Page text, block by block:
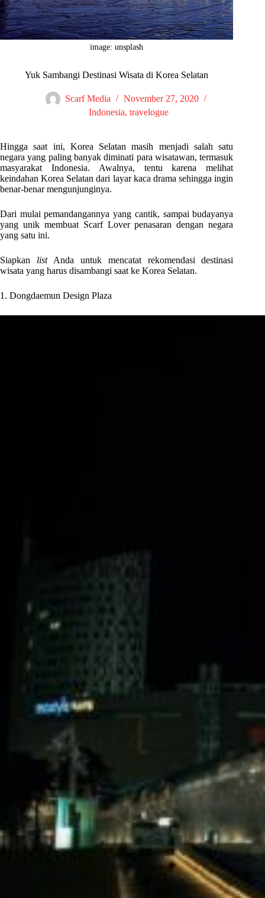
image: unsplash
Yuk Sambangi Destinasi Wisata di Korea Selatan
Scarf Media
November 27, 2020
Indonesia, travelogue
Hingga saat ini, Korea Selatan masih menjadi salah satu
negara yang paling banyak diminati para wisatawan, termasuk
masyarakat Indonesia. Awalnya, tentu karena melihat
keindahan Korea Selatan dari layar kaca drama sehingga ingin
benar-benar mengunjunginya.
Dari mulai pemandangannya yang cantik, sampai budayanya
yang unik membuat Scarf Lover penasaran dengan negara
yang satu ini.
Siapkan list Anda untuk mencatat rekomendasi destinasi
wisata yang harus disambangi saat ke Korea Selatan.
1. Dongdaemun Design Plaza